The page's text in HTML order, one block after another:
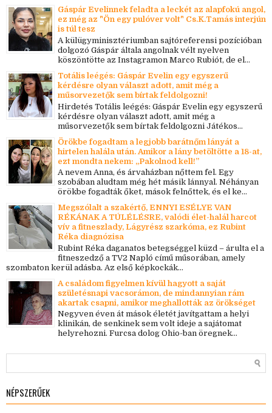
Gáspár Evelinnek feladta a leckét az alapfokú angol,
ez még az "Ön egy pulóver volt" Cs.K.Tamás interjún
is túl tesz
A külügyminisztériumban sajtóreferensi pozícióban
dolgozó Gáspár általa angolnak vélt nyelven
köszöntötte az Instagramon Marco Rubiót, de el...
Totális leégés: Gáspár Evelin egy egyszerű
kérdésre olyan választ adott, amit még a
műsorvezetők sem bírtak feldolgozni!
Hirdetés Totális leégés: Gáspár Evelin egy egyszerű
kérdésre olyan választ adott, amit még a
műsorvezetők sem bírtak feldolgozni Játékos...
Örökbe fogadtam a legjobb barátnőm lányát a
hirtelen halála után. Amikor a lány betöltötte a 18-at,
ezt mondta nekem: „Pakolnod kell!”
A nevem Anna, és árvaházban nőttem fel. Egy
szobában aludtam még hét másik lánnyal. Néhányan
örökbe fogadták őket, mások felnőttek, és el ke...
Megszólalt a szakértő, ENNYI ESÉLYE VAN
RÉKÁNAK A TÚLÉLÉSRE, valódi élet-halál harcot
vív a fitneszlady, Lágyrész szarkóma, ez Rubint
Réka diagnózisa
Rubint Réka daganatos betegséggel küzd – árulta el a
fitneszedző a TV2 Napló című műsorában, amely
szombaton kerül adásba. Az első képkockák...
A családom figyelmen kívül hagyott a saját
születésnapi vacsorámon, de mindannyian rám
akartak csapni, amikor meghallották az örökséget
Negyven éven át mások életét javítgattam a helyi
klinikán, de senkinek sem volt ideje a sajátomat
helyrehozni. Furcsa dolog Ohio-ban öregnek...
NÉPSZERŰEK